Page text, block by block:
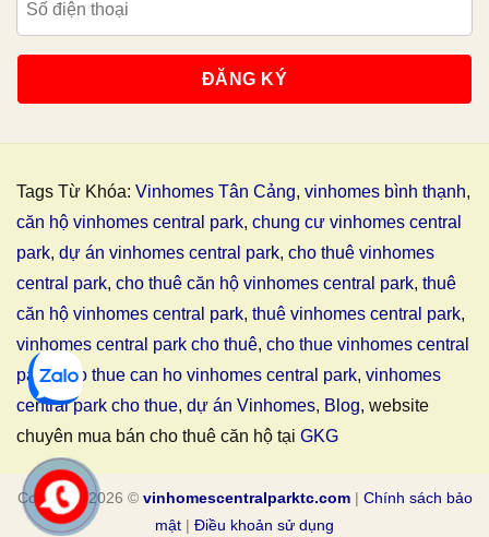
Tags Từ Khóa: Vinhomes Tân Cảng, vinhomes bình thạnh,
căn hộ vinhomes central park, chung cư vinhomes central
park, dự án vinhomes central park, cho thuê vinhomes
central park, cho thuê căn hộ vinhomes central park, thuê
căn hộ vinhomes central park, thuê vinhomes central park,
vinhomes central park cho thuê, cho thue vinhomes central
park,cho thue can ho vinhomes central park, vinhomes
central park cho thue, dự án Vinhomes, Blog, website
chuyên mua bán cho thuê căn hộ tại GKG
Copyright 2026 © vinhomescentralparktc.com| Chính sách bảo
mật | Điều khoản sử dụng